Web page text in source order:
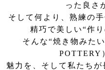
った良さ
そして何より、熟練の
精巧で美しい“作
そんな“焼き物みた
POTTERY
魅力を、そして私たち